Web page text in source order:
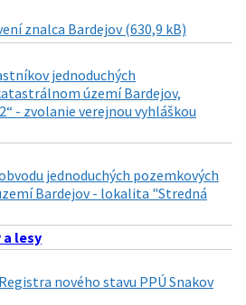
znalca Bardejov (630,9 kB)
jednoduchých
území Bardejov,
- zvolanie verejnou vyhláškou
jednoduchých pozemkových
Bardejov - lokalita "Stredná
a lesy
nového stavu PPÚ Snakov